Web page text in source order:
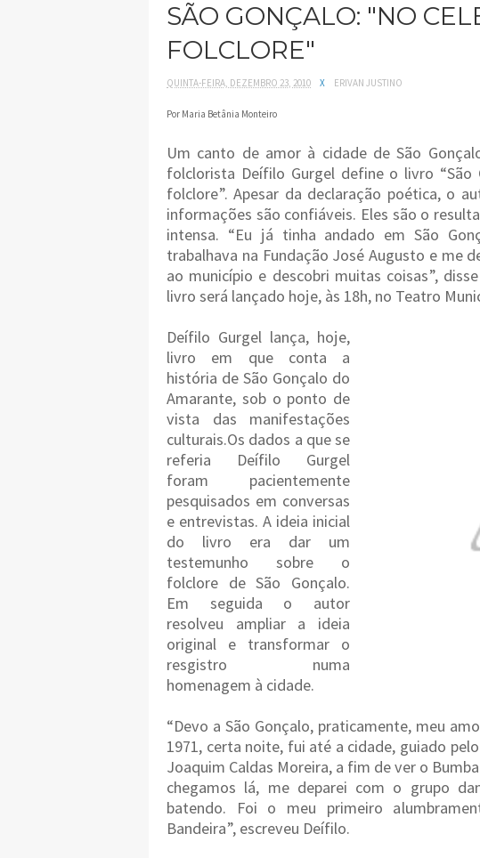
SÃO GONÇALO: "NO
FOLCLORE"
QUINTA-FEIRA, DEZEMBRO 23, 2010 X ERIVAN JUSTINO
Por Maria Betânia Monteiro
Um canto de amor à cidade de São
folclorista Deífilo Gurgel define o livro
folclore”. Apesar da declaração poética, o
informações são confiáveis. Eles são o
intensa. “Eu já tinha andado em São
trabalhava na Fundação José Augusto e me
ao município e descobri muitas coisas”,
livro será lançado hoje, às 18h, no Teatro
Deífilo Gurgel lança, hoje,
livro em que conta a
história de São Gonçalo do
Amarante, sob o ponto de
vista das manifestações
culturais.Os dados a que se
referia Deífilo Gurgel
foram pacientemente
pesquisados em conversas
e entrevistas. A ideia inicial
do livro era dar um
testemunho sobre o
folclore de São Gonçalo.
Em seguida o autor
resolveu ampliar a ideia
original e transformar o
resgistro numa
homenagem à cidade.
“Devo a São Gonçalo, praticamente, meu
1971, certa noite, fui até a cidade, guiado
Joaquim Caldas Moreira, a fim de ver o
chegamos lá, me deparei com o grupo
batendo. Foi o meu primeiro
Bandeira”, escreveu Deífilo.